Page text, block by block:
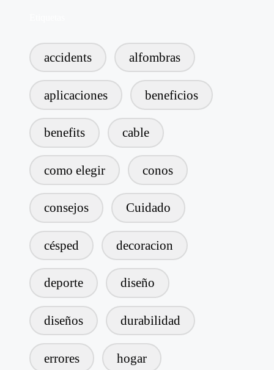
accidents alfombras
aplicaciones beneficios
benefits cable
como elegir conos
consejos Cuidado
césped decoracion
deporte diseño
diseños durabilidad
errores hogar